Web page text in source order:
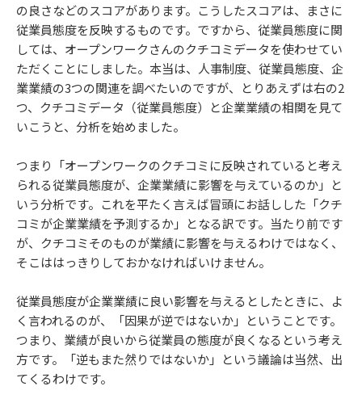
の良さなどのスコアがあります。こうしたスコアは、まさに
従業員態度を反映するものです。ですから、従業員態度に関
しては、オープンワークさんのクチコミデータを使わせてい
ただくことにしました。本当は、人事制度、従業員態度、企
業業績の3つの関連を調べたいのですが、とりあえずは右の2
つ、クチコミデータ（従業員態度）と企業業績の相関を見て
いこうと、分析を始めました。
つまり「オープンワークのクチコミに反映されていると考え
られる従業員態度が、企業業績に影響を与えているのか」と
いう分析です。これを平たく言えば冒頭にお話しした「クチ
コミが企業業績を予測するか」となる訳です。当たり前です
が、クチコミそのものが業績に影響を与えるわけではなく、
そこははっきりしておかなければいけません。
従業員態度が企業業績に良い影響を与えるとしたときに、よ
く言われるのが、「因果が逆ではないか」ということです。
つまり、業績が良いから従業員の態度が良くなるという考え
方です。「逆もまた然りではないか」という議論は当然、出
てくるわけです。